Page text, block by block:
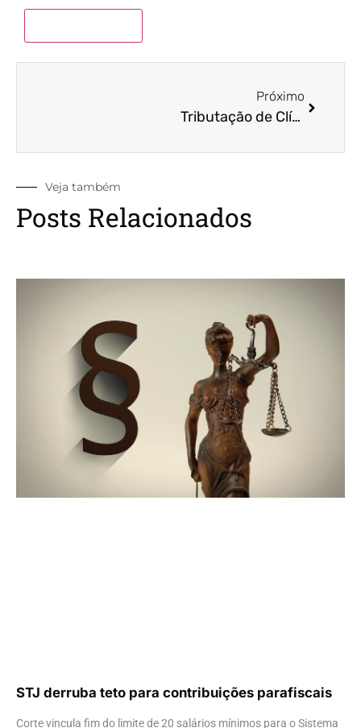
Próximo
Tributação de Clínicas Médicas
Veja também
Posts Relacionados
STJ derruba teto para contribuições parafiscais
Corte vincula fim do limite de 20 salários mínimos para o Sistema